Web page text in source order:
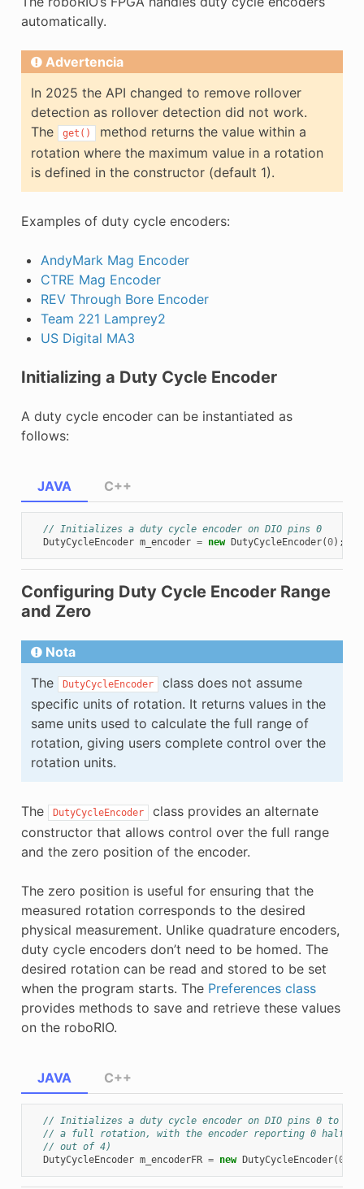
automatically.
Advertencia
In 2025 the API changed to remove rollover
detection as rollover detection did not work.
The
get()
method returns the value within a
rotation where the maximum value in a rotation
is defined in the constructor (default 1).
Examples of duty cycle encoders:
AndyMark Mag Encoder
CTRE Mag Encoder
REV Through Bore Encoder
Team 221 Lamprey2
US Digital MA3
Initializing a Duty Cycle Encoder
A duty cycle encoder can be instantiated as
follows:
JAVA
// Initializes a duty cycle encoder on DIO pins 0
DutyCycleEncoder m_encoder = new DutyCycleEncoder(0);
C++
Configuring Duty Cycle Encoder Range
and Zero
Nota
The
DutyCycleEncoder
class does not assume
specific units of rotation. It returns values in the
same units used to calculate the full range of
rotation, giving users complete control over the
rotation units.
The DutyCycleEncoder
class provides an alternate
constructor that allows control over the full range
and the zero position of the encoder.
The zero position is useful for ensuring that the
measured rotation corresponds to the desired
physical measurement. Unlike quadrature encoders,
duty cycle encoders don’t need to be homed. The
desired rotation can be read and stored to be set
when the program starts. The Preferences class
provides methods to save and retrieve these values
on the roboRIO.
JAVA
// Initializes a duty cycle encoder on DIO pins 0 to
// a full rotation, with the encoder reporting 0 half
// out of 4)
DutyCycleEncoder m_encoderFR = new DutyCycleEncoder(0
C++